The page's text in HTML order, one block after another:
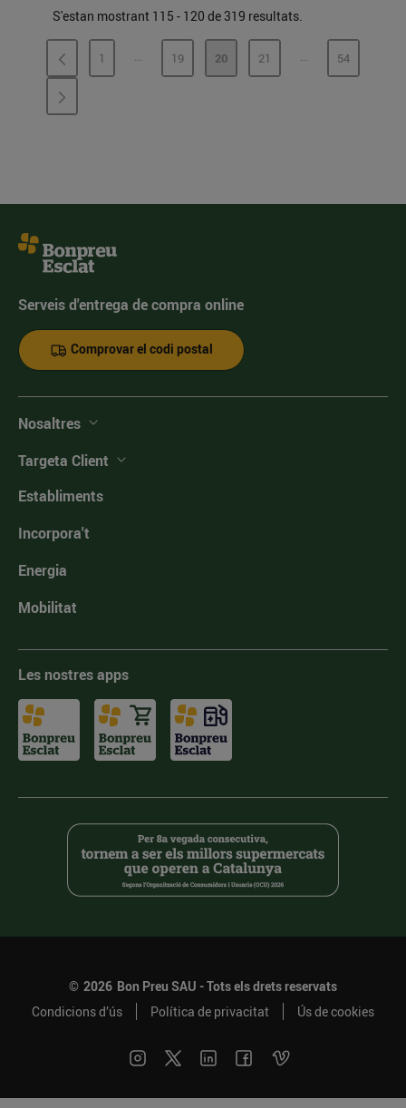
S'estan mostrant 115 - 120 de 319 resultats.
PÀGINA
1 ...PÀGINES INTERMÈDIES
PÀGINA
19 PÀGINA
20 PÀGINA
21 ...PÀGINESPÀGINA
54
Serveis d'entrega de compra online
Comprovar el codi postal
Nosaltres
Targeta Client
Establiments
Incorpora't
Energia
Mobilitat
Les nostres apps
© 2026 Bon Preu SAU - Tots els drets reservats
Condicions d’ús
Política de privacitat Ús de cookies